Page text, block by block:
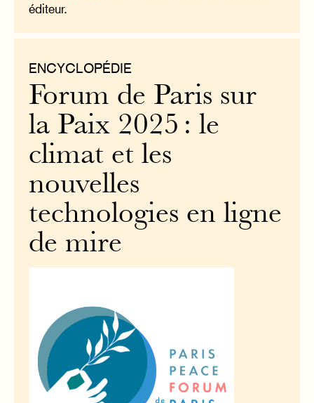
éditeur.
ENCYCLOPÉDIE
Forum de Paris sur
la Paix 2025 : le
climat et les
nouvelles
technologies en ligne
de mire